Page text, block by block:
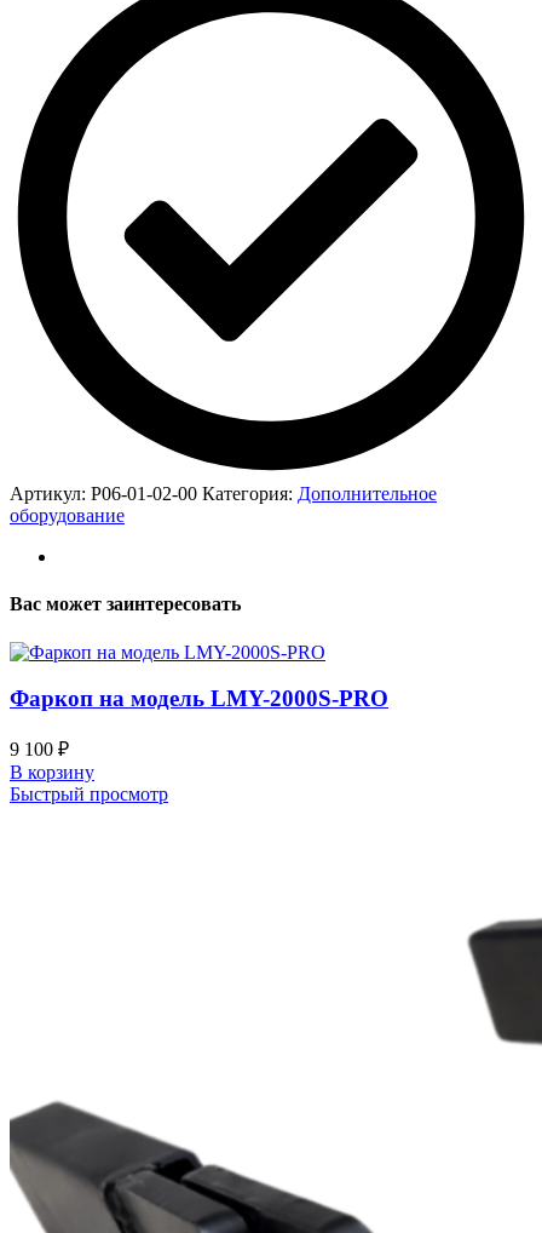
Артикул: P06-01-02-00 Категория: Дополнительное
оборудование
Вас может заинтересовать
Фаркоп на модель LMY-2000S-PRO
9 100 ₽
В корзину
Быстрый просмотр